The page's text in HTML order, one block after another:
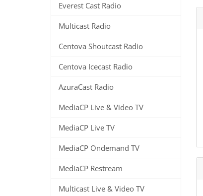
Everest Cast Radio
Multicast Radio
Centova Shoutcast Radio
Centova Icecast Radio
AzuraCast Radio
MediaCP Live & Video TV
MediaCP Live TV
MediaCP Ondemand TV
MediaCP Restream
Multicast Live & Video TV